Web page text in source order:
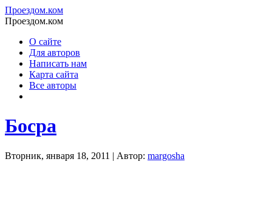
Проездом.ком
Проездом.ком
О сайте
Для авторов
Написать нам
Карта сайта
Все авторы
Босра
Вторник, января 18, 2011 | Автор: margosha